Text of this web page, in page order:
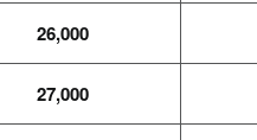
26,000
27,000